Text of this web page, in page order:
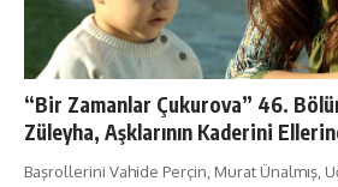
“Bir Zamanlar Çukurova” 46.
Züleyha, Aşklarının Kaderini
Başrollerini Vahide Perçin, Murat Ünalmış,